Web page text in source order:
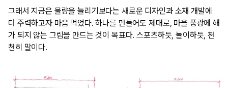
그래서 지금은 물량을 늘리기보다는 새로운 디자인과 소재 개발에
더 주력하고자 마음 먹었다. 하나를 만들어도 제대로, 마을 풍광에 해
가 되지 않는 그림을 만드는 것이 목표다. 스포츠하듯, 놀이하듯, 천
천히 말이다.